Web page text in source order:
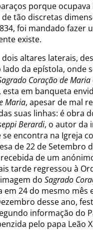
porque
tão discretas
foi mandado fazer
existe.
dois altares laterais,
da epístola, onde
Coração de Maria
, esta em banqueta
Maria, apesar de mal
suas linhas: é obra
Berardi, o autor da
se encontra na Igreja
de 22 de Setembro
de um
tarde regressou à
do Sagrado
em 24 do mesmo mês
desse ano,
informação do
pelo papa Leão